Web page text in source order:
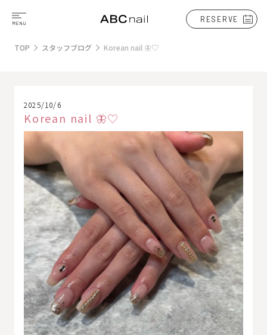
RESERVE
TOP スタッフブログ Korean nail 🦋♡
2025/10/6
Korean nail 🦋♡